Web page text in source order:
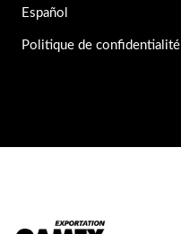
Español
Politique de confidentialité